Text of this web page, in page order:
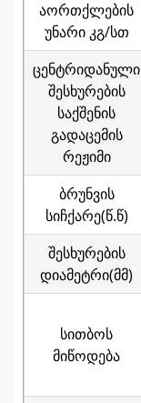
აორთქლების
უნარი კგ/სთ
ცენტრიდანული
შესხურების
საქშენის
გადაცემის
რეჟიმი
ბრუნვის
სიჩქარე(წ.წ)
შესხურების
დიამეტრი(მმ)
სითბოს
მიწოდება